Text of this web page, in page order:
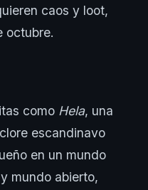
caos y loot,
octubre.
como Hela, una
escandinavo
en un mundo
mundo abierto,